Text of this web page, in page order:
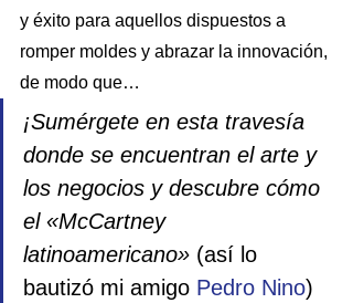
y éxito para aquellos dispuestos a
romper moldes y abrazar la innovación,
de modo que…
¡Sumérgete en esta travesía
donde se encuentran el arte y
los negocios y descubre cómo
el «McCartney
latinoamericano» (así lo
bautizó mi amigo Pedro Nino)